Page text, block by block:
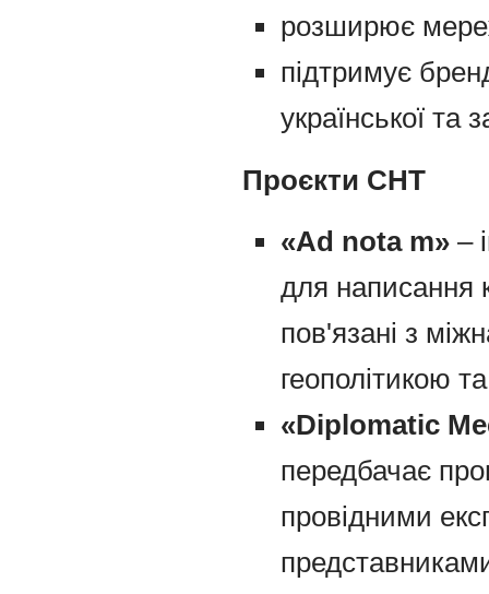
розширює
підтримує
української та
Проєкти СНТ
«Ad nota m» –
для написання
пов'язані з
геополітикою
«Diplomatic
передбачає
провідними